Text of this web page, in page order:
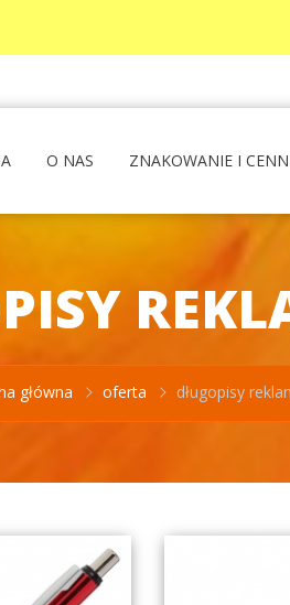
O NAS ZNAKOWANIE I
główna oferta długopisy